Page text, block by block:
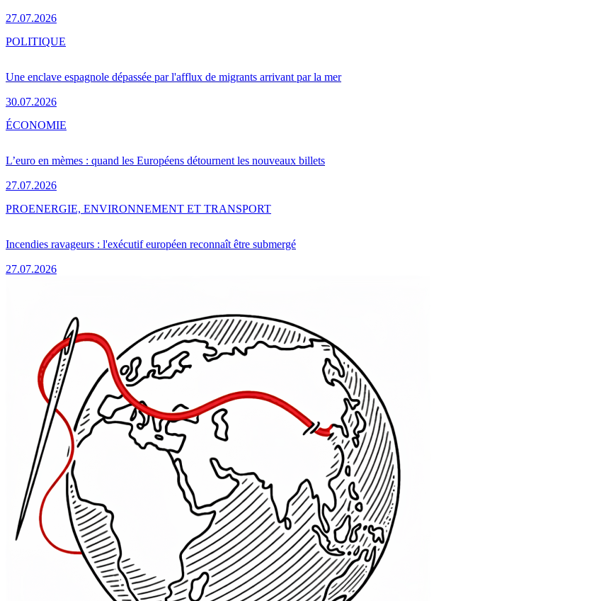
27.07.2026
Une enclave espagnole dépassée par l'afflux de migrants arrivant par la mer
30.07.2026
POLITIQUE
L’euro en mèmes : quand les Européens détournent les nouveaux billets
27.07.2026
ÉCONOMIE
Incendies ravageurs : l'exécutif européen reconnaît être submergé
27.07.2026
PROENERGIE, ENVIRONNEMENT ET TRANSPORT